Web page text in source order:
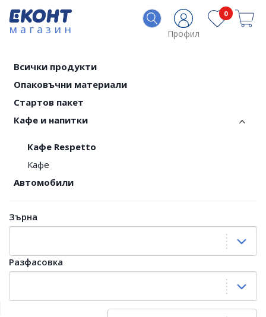
магазин Профил
0
Всички продукти
Опаковъчни материали
Стартов пакет
Кафе и напитки
Кафе Respetto
Кафе
Автомобили
Зърна
Разфасовка